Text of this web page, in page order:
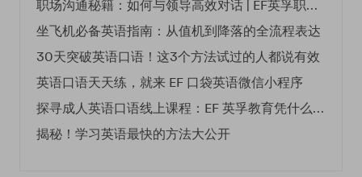
职场沟通秘籍：如何与领导高效对话 | EF英孚职场指南
坐飞机必备英语指南：从值机到降落的全流程表达
30天突破英语口语！这3个方法试过的人都说有效
英语口语天天练，就来 EF 口袋英语微信小程序
探寻成人英语口语线上课程：EF 英孚教育凭什么领航
揭秘！学习英语最快的方法大公开